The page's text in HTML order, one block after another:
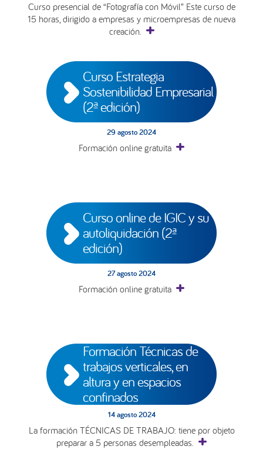
Curso presencial de “Fotografía con Móvil” Este curso de
15 horas, dirigido a empresas y microempresas de nueva
creación.
Curso Estrategia
Sostenibilidad Empresarial
(2ª edición)
29 agosto 2024
Formación online gratuita
Curso online de IGIC y su
autoliquidación (2ª
edición)
27 agosto 2024
Formación online gratuita
Formación Técnicas de
trabajos verticales, en
altura y en espacios
confinados
14 agosto 2024
La formación TÉCNICAS DE TRABAJO: tiene por objeto
preparar a 5 personas desempleadas.